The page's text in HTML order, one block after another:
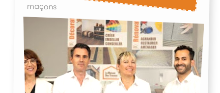
maçons